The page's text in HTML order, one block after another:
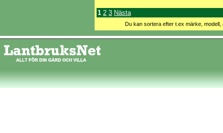
1 2 3 Nästa
Du kan sortera efter t.ex märke,